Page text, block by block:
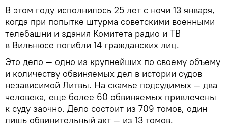
В этом году исполнилось 25 лет с ночи 13 января,
когда при попытке штурма советскими военными
телебашни и здания Комитета радио и ТВ
в Вильнюсе погибли 14 гражданских лиц.
Это дело — одно из крупнейших по своему объему
и количеству обвиняемых дел в истории судов
независимой Литвы. На скамье подсудимых — два
человека, еще более 60 обвиняемых привлечены
к суду заочно. Дело состоит из 709 томов, один
лишь обвинительный акт — из 13 томов.